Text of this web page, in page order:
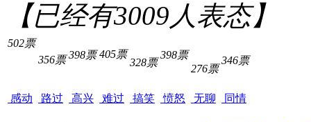
【已经有3009人表态】
502票
感动
356票
路过
398票
高兴
405票
难过
328票
搞笑
398票
愤怒
276票
无聊
346票
同情